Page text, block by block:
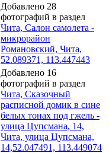
Добавлено 28
фотографий в раздел
Чита, Салон самолета -
микрорайон
Романовский, Чита,
52.089371, 113.447443
Добавлено 16
фотографий в раздел
Чита, Сказочный
расписной домик в сине
белых тонах под гжель -
улица Цупсмана, 14,
Чита, улица Цупсмана,
14,52.047491, 113.449074